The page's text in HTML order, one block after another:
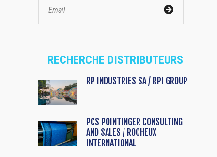
RECHERCHE DISTRIBUTEURS
RP INDUSTRIES SA / RPI GROUP
PCS POINTINGER CONSULTING
AND SALES / ROCHEUX
INTERNATIONAL